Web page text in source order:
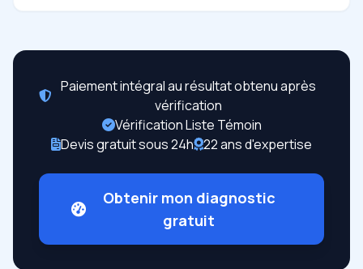
Paiement intégral au résultat obtenu après
vérification
Vérification Liste Témoin
Devis gratuit sous 24h 22 ans d'expertise
Obtenir mon diagnostic
gratuit